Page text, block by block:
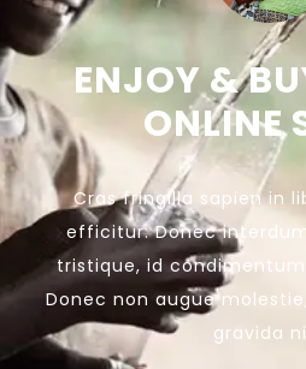
ENJOY &
ONLINE
Cras fringilla sapien in
efficitur. Donec
tristique, id
Donec non augue
gravida